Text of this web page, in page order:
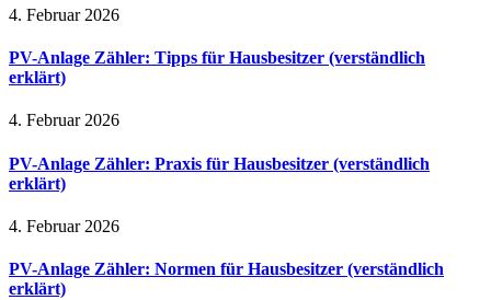
4. Februar 2026
PV-Anlage Zähler: Tipps für Hausbesitzer (verständlich
erklärt)
4. Februar 2026
PV-Anlage Zähler: Praxis für Hausbesitzer (verständlich
erklärt)
4. Februar 2026
PV-Anlage Zähler: Normen für Hausbesitzer (verständlich
erklärt)